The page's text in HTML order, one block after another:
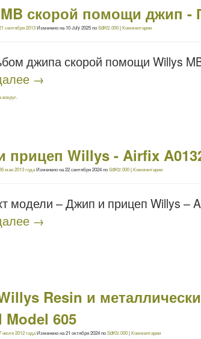
скорой помощи джип -
сентября 2013Изменено на 10 July 2025поSdKfz.000|Комментарии
джипа скорой помощи Willys
→
вокруг
прицеп Willys - Airfix
мая 2013 годаИзменено на22 сентября 2024поSdKfz.000|Комментарии
модели – Джип и прицеп Willys –
→
Resin и
Model 605
июля 2012 годаИзменено на21 октября 2024поSdKfz.000|Комментарии